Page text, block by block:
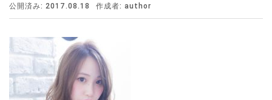
公開済み: 2017.08.18 作成者:author